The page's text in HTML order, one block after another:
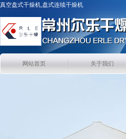
真空盘式干燥机,盘式连续干燥机
网站首页 关于我们